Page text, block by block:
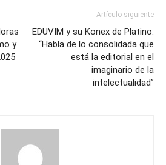
y
Artículo siguiente
EDUVIM y su Konex de Platino:
“Habla de lo consolidada que
está la editorial en el
imaginario de la
intelectualidad”